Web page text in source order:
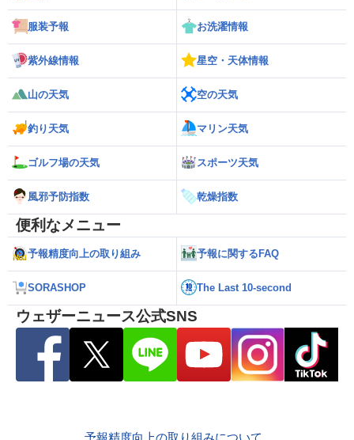
服装予報 お洗濯情報
紫外線情報 星空・天体情報
山の天気 空の天気
釣り天気 マリン天気
ゴルフ場の天気 スポーツ天気
風邪予防指数 乾燥指数
便利なメニュー
予報精度向上の取り組み 予報に関するFAQ
SORASHOP The Last 10-second
ウェザーニュース公式SNS